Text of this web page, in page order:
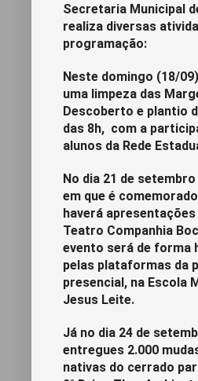
Secretaria Municipal
realiza diversas
programação:
Neste domingo (18/
uma limpeza das
Descoberto e plantio
das 8h, com a
alunos da Rede
No dia 21 de
em que é
haverá
Teatro Companhia
evento será de forma
pelas plataformas da
presencial, na Escola
Jesus Leite.
Já no dia 24 de
entregues 2.000
nativas do cerrado